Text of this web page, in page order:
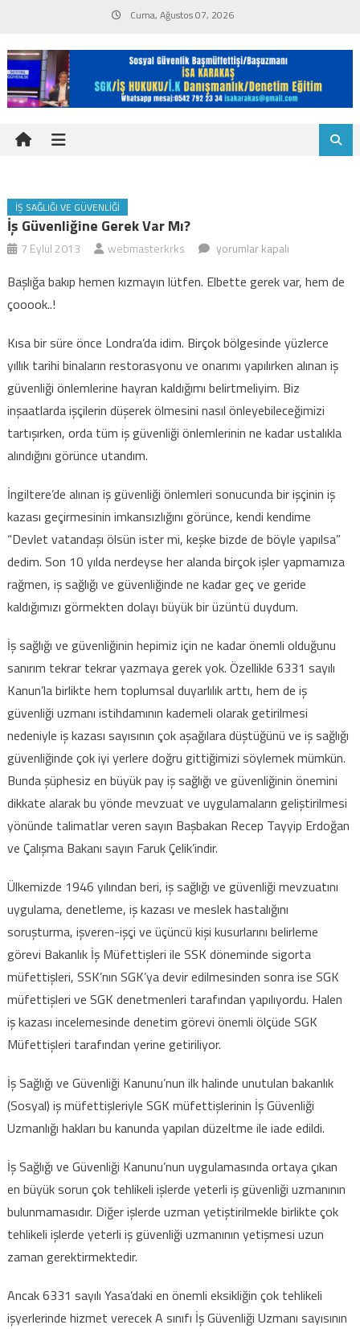
content
Cuma, Ağustos 07, 2026
İŞ SAĞLIĞI VE GÜVENLIĞI
İş Güvenliğine Gerek Var Mı?
7 Eylül 2013 webmasterkrks
İş
gerek
için
yorumlar kapalı
Başlığa bakıp hemen kızmayın lütfen. Elbette gerek var, hem de
çooook..!
Kısa bir süre önce Londra’da idim. Birçok bölgesinde yüzlerce
yıllık tarihi binaların restorasyonu ve onarımı yapılırken alınan iş
güvenliği önlemlerine hayran kaldığımı belirtmeliyim. Biz
inşaatlarda işçilerin düşerek ölmesini nasıl önleyebileceğimizi
tartışırken, orda tüm iş güvenliği önlemlerinin ne kadar ustalıkla
alındığını görünce utandım.
İngiltere’de alınan iş güvenliği önlemleri sonucunda bir işçinin iş
kazası geçirmesinin imkansızlığını görünce, kendi kendime
“Devlet vatandaşı ölsün ister mi, keşke bizde de böyle yapılsa”
dedim. Son 10 yılda nerdeyse her alanda birçok işler yapmamıza
rağmen, iş sağlığı ve güvenliğinde ne kadar geç ve geride
kaldığımızı görmekten dolayı büyük bir üzüntü duydum.
İş sağlığı ve güvenliğinin hepimiz için ne kadar önemli olduğunu
sanırım tekrar tekrar yazmaya gerek yok. Özellikle 6331 sayılı
Kanun’la birlikte hem toplumsal duyarlılık arttı, hem de iş
güvenliği uzmanı istihdamının kademeli olarak getirilmesi
nedeniyle iş kazası sayısının çok aşağılara düştüğünü ve iş sağlığı
güvenliğinde çok iyi yerlere doğru gittiğimizi söylemek mümkün.
Bunda şüphesiz en büyük pay iş sağlığı ve güvenliğinin önemini
dikkate alarak bu yönde mevzuat ve uygulamaların geliştirilmesi
yönünde talimatlar veren sayın Başbakan Recep Tayyip Erdoğan
ve Çalışma Bakanı sayın Faruk Çelik’indir.
Ülkemizde 1946 yılından beri, iş sağlığı ve güvenliği mevzuatını
uygulama, denetleme, iş kazası ve meslek hastalığını
soruşturma, işveren-işçi ve üçüncü kişi kusurlarını belirleme
görevi Bakanlık İş Müfettişleri ile SSK döneminde sigorta
müfettişleri, SSK’nın SGK’ya devir edilmesinden sonra ise SGK
müfettişleri ve SGK denetmenleri tarafından yapılıyordu. Halen
iş kazası incelemesinde denetim görevi önemli ölçüde SGK
Müfettişleri tarafından yerine getiriliyor.
İş Sağlığı ve Güvenliği Kanunu’nun ilk halinde unutulan bakanlık
(Sosyal) iş müfettişleriyle SGK müfettişlerinin İş Güvenliği
Uzmanlığı hakları bu kanunda yapılan düzeltme ile iade edildi.
İş Sağlığı ve Güvenliği Kanunu’nun uygulamasında ortaya çıkan
en büyük sorun çok tehlikeli işlerde yeterli iş güvenliği uzmanının
bulunmamasıdır. Diğer işlerde uzman yetiştirilmekle birlikte çok
tehlikeli işlerde yeterli iş güvenliği uzmanının yetişmesi uzun
zaman gerektirmektedir.
Ancak 6331 sayılı Yasa’daki en önemli eksikliğin çok tehlikeli
işyerlerinde hizmet verecek A sınıfı İş Güvenliği Uzmanı sayısının